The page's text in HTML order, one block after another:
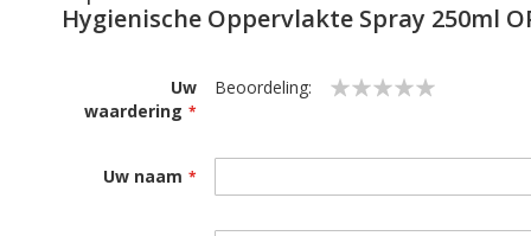
Hygienische Oppervlakte Spray 250ml
Uw
waardering
Beoordeling:
Uw naam